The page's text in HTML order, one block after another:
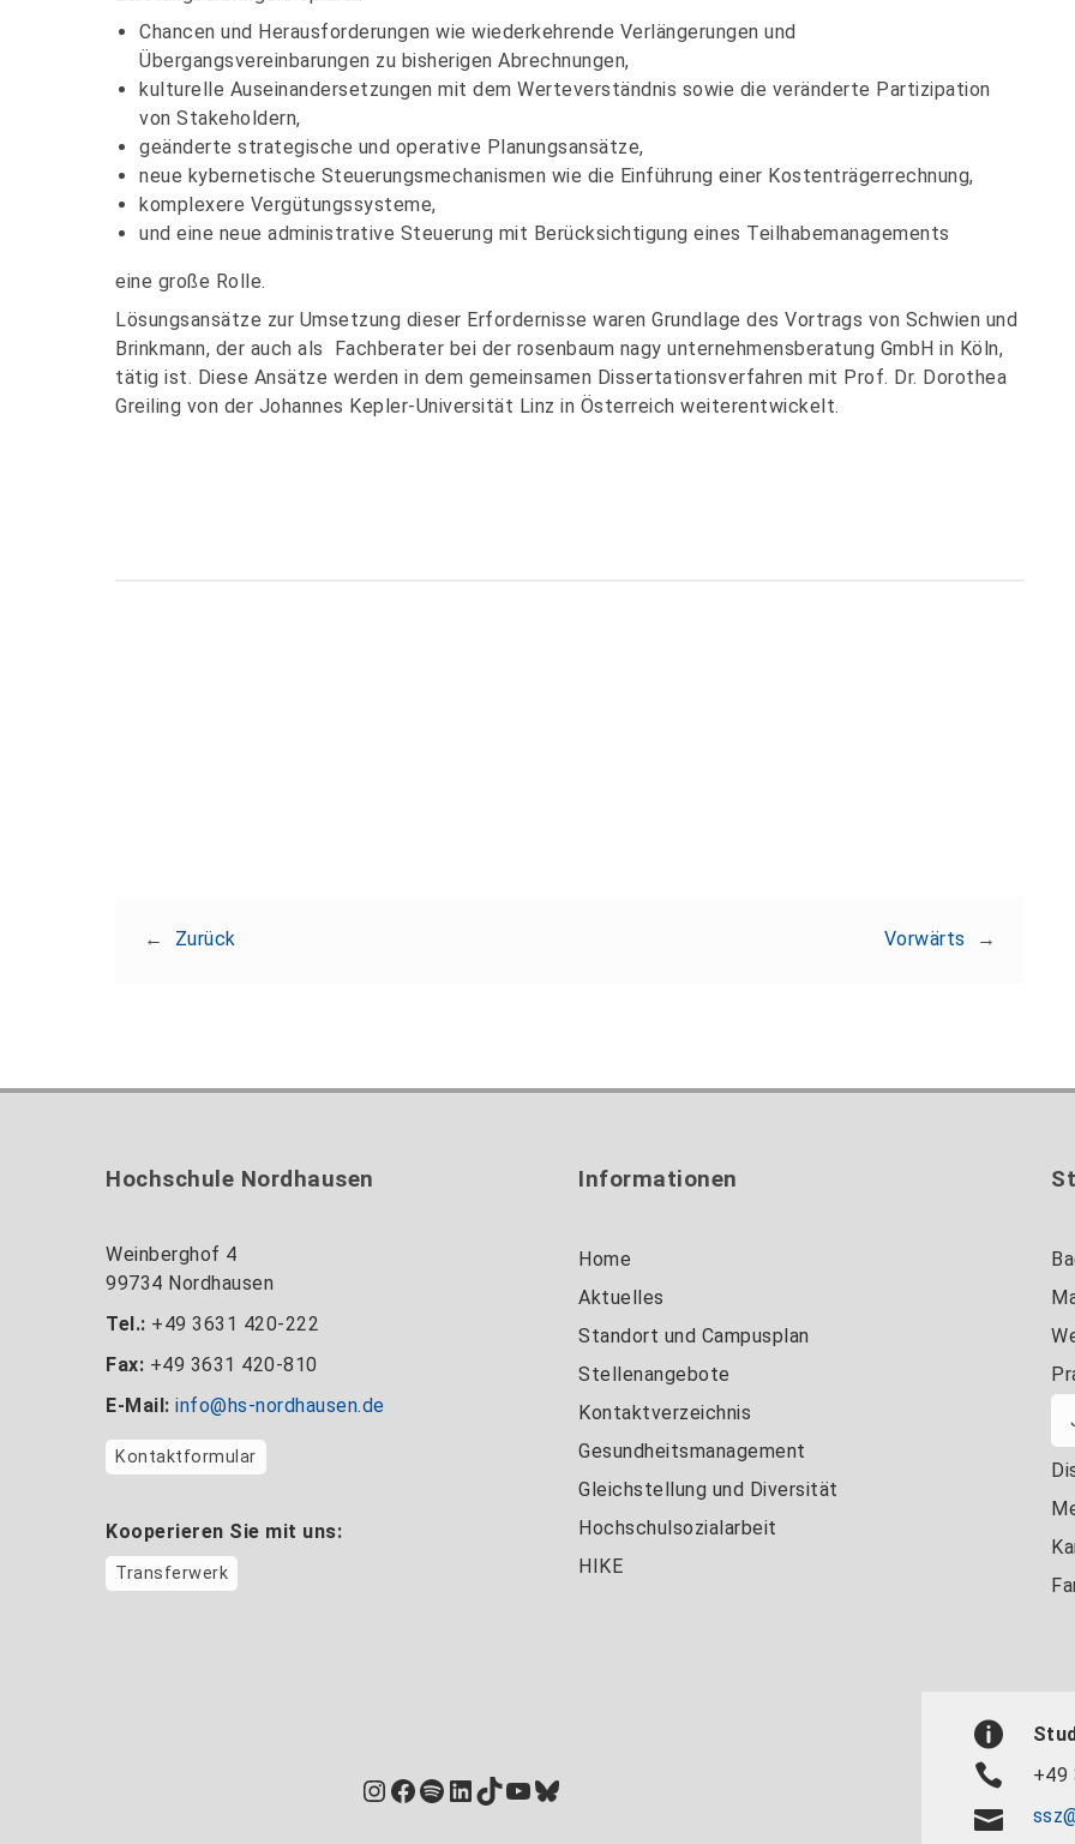
Chancen und Herausforderungen wie wiederkehrende Verlängerungen und
Übergangsvereinbarungen zu bisherigen Abrechnungen,
kulturelle Auseinandersetzungen mit dem Werteverständnis sowie die veränderte Partizipation
von Stakeholdern,
geänderte strategische und operative Planungsansätze,
neue kybernetische Steuerungsmechanismen wie die Einführung einer Kostenträgerrechnung,
komplexere Vergütungssysteme,
und eine neue administrative Steuerung mit Berücksichtigung eines Teilhabemanagements
eine große Rolle.
Lösungsansätze zur Umsetzung dieser Erfordernisse waren Grundlage des Vortrags von Schwien und
Brinkmann, der auch als Fachberater bei der rosenbaum nagy unternehmensberatung GmbH in Köln,
tätig ist. Diese Ansätze werden in dem gemeinsamen Dissertationsverfahren mit Prof. Dr. Dorothea
Greiling von der Johannes Kepler-Universität Linz in Österreich weiterentwickelt.
← Zurück Vorwärts →
Hochschule Nordhausen
Weinberghof 4
99734 Nordhausen
Tel.: +49 3631 420-222
Fax: +49 3631 420-810
E-Mail: info@hs-nordhausen.de
Kontaktformular
Kooperieren Sie mit uns:
Transferwerk
Informationen
Home
Aktuelles
Standort und Campusplan
Stellenangebote
Kontaktverzeichnis
Gesundheitsmanagement
Gleichstellung und Diversität
Hochschulsozialarbeit
HIKE
Instagram
Facebook
Spotify
LinkedIn
TikTok
YouTube
Bluesky
+49